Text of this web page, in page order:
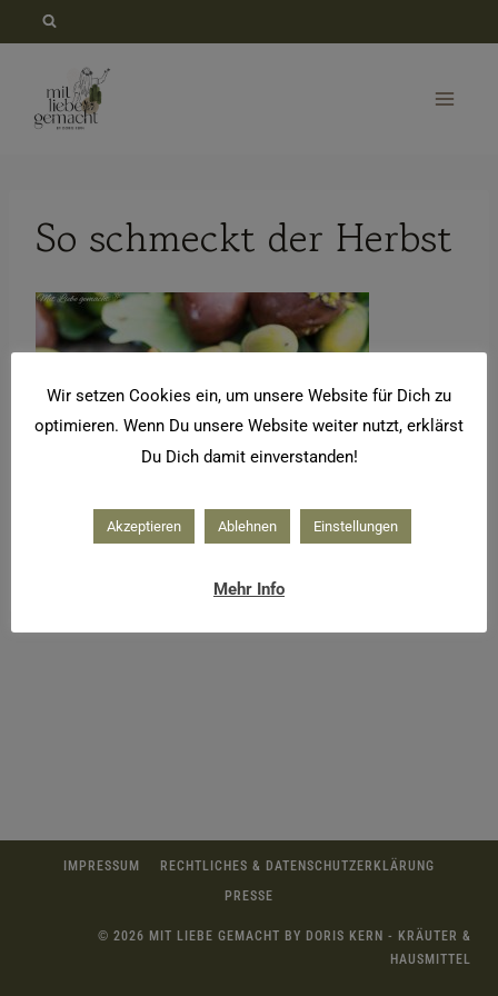
springen
So schmeckt der Herbst
IMPRESSUM
RECHTLICHES & DATENSCHUTZERKLÄRUNG
PRESSE
© 2026 MIT LIEBE GEMACHT BY DORIS KERN - KRÄUTER &
HAUSMITTEL
Wir setzen Cookies ein, um unsere Website für Dich zu
optimieren. Wenn Du unsere Website weiter nutzt, erklärst
Du Dich damit einverstanden!
Akzeptieren Ablehnen Einstellungen
Mehr Info